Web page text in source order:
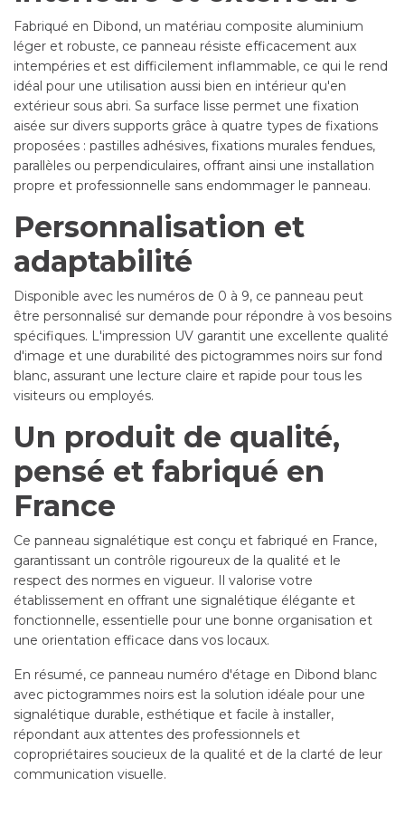
Fabriqué en Dibond, un matériau composite aluminium
léger et robuste, ce panneau résiste efficacement aux
intempéries et est difficilement inflammable, ce qui le rend
idéal pour une utilisation aussi bien en intérieur qu'en
extérieur sous abri. Sa surface lisse permet une fixation
aisée sur divers supports grâce à quatre types de fixations
proposées : pastilles adhésives, fixations murales fendues,
parallèles ou perpendiculaires, offrant ainsi une installation
propre et professionnelle sans endommager le panneau.
Personnalisation et
adaptabilité
Disponible avec les numéros de 0 à 9, ce panneau peut
être personnalisé sur demande pour répondre à vos besoins
spécifiques. L'impression UV garantit une excellente qualité
d'image et une durabilité des pictogrammes noirs sur fond
blanc, assurant une lecture claire et rapide pour tous les
visiteurs ou employés.
Un produit de qualité,
pensé et fabriqué en
France
Ce panneau signalétique est conçu et fabriqué en France,
garantissant un contrôle rigoureux de la qualité et le
respect des normes en vigueur. Il valorise votre
établissement en offrant une signalétique élégante et
fonctionnelle, essentielle pour une bonne organisation et
une orientation efficace dans vos locaux.
En résumé, ce panneau numéro d'étage en Dibond blanc
avec pictogrammes noirs est la solution idéale pour une
signalétique durable, esthétique et facile à installer,
répondant aux attentes des professionnels et
copropriétaires soucieux de la qualité et de la clarté de leur
communication visuelle.